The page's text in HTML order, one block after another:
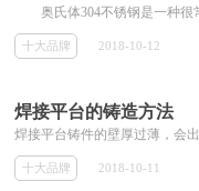
十大品牌 2018-10-12
焊接平台的铸造方法
十大品牌 2018-10-11